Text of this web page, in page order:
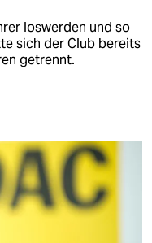
loswerden und so
sich der Club bereits
getrennt.